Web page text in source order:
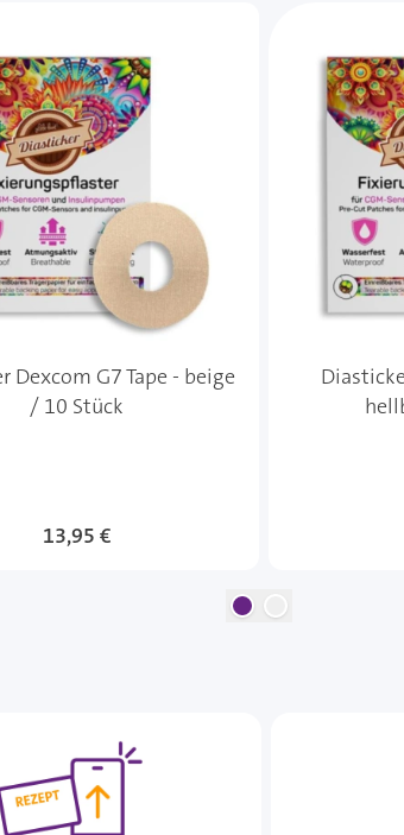
Dexcom G7 Tape - beige
/ 10 Stück
13,95 €